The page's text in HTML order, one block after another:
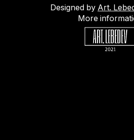
Designed by Art.
More